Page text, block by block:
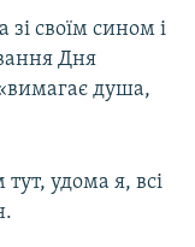
своїм сином і
Дня
душа,
удома я, всі